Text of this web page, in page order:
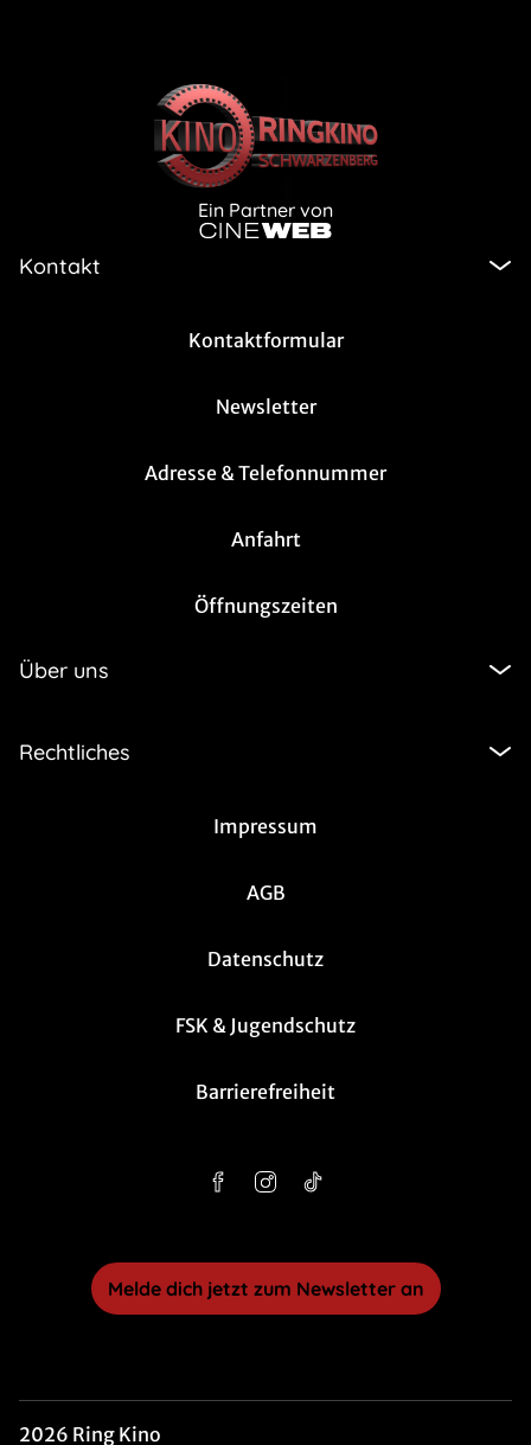
Ein Partner von
Kontakt
Kontaktformular
Newsletter
Adresse & Telefonnummer
Anfahrt
Öffnungszeiten
Über uns
Rechtliches
Impressum
AGB
Datenschutz
FSK & Jugendschutz
Barrierefreiheit
Melde dich jetzt zum Newsletter an
2026 Ring Kino